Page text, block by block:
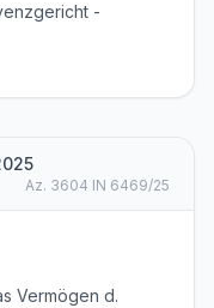
-
Az. 3604 IN 6469/25
Vermögen d.